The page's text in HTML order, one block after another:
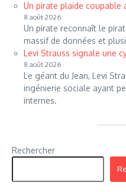
Un pirate plaide coupable
8 août 2026
Un pirate reconnaît le
massif de données et
Levi Strauss signale une
8 août 2026
Le géant du Jean, Levi
ingénierie sociale ayant
internes.
Rechercher